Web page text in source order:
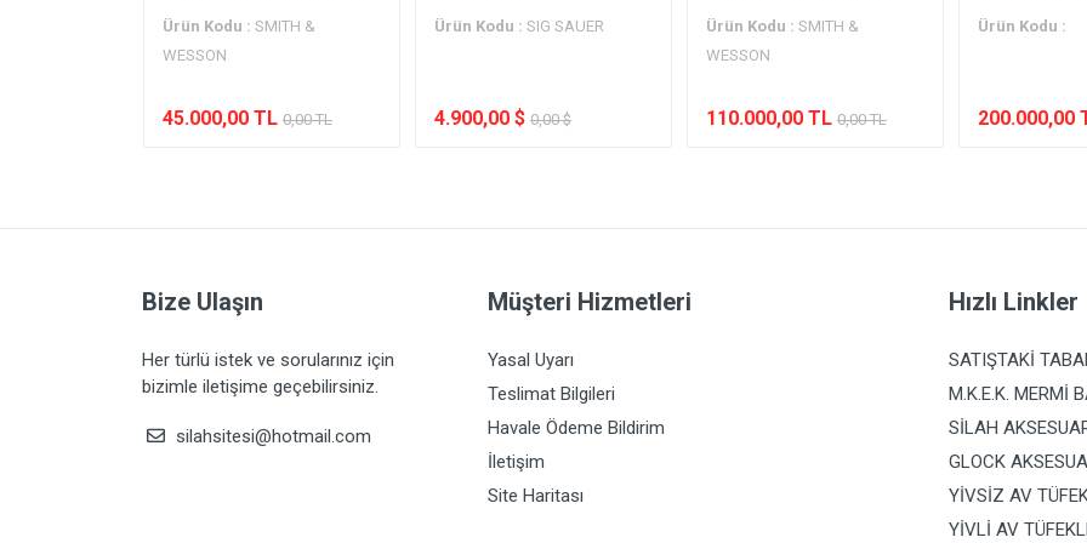
Ürün Kodu : SMITH &
WESSON
45.000,00 TL 0,00 TL
Ürün Kodu : SIG SAUER
4.900,00 $ 0,00 $
Ürün Kodu : SMITH &
WESSON
110.000,00 TL 0,00 TL
Ürün Kodu :
200.000,00
Bize Ulaşın
Her türlü istek ve sorularınız için
bizimle iletişime geçebilirsiniz.
silahsitesi@hotmail.com
Müşteri Hizmetleri
Yasal Uyarı
Teslimat Bilgileri
Havale Ödeme Bildirim
İletişim
Site Haritası
Hızlı Linkler
SATIŞTAKİ
M.K.E.K. MERMİ
SİLAH
GLOCK
YİVSİZ AV
YİVLİ AV